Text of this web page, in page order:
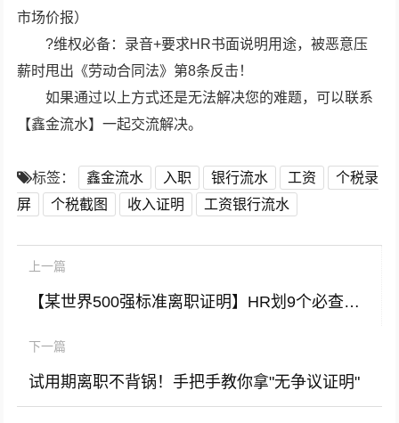
市场价报）
?维权必备：录音+要求HR书面说明用途，被恶意压
薪时甩出《劳动合同法》第8条反击！
如果通过以上方式还是无法解决您的难题，可以联系
【鑫金流水】一起交流解决。
标签： 鑫金流水 入职 银行流水 工资
个税录
屏
个税截图 收入证明 工资银行流水
上一篇
【某世界500强标准离职证明】HR划9个必查项！
下一篇
试用期离职不背锅！手把手教你拿"无争议证明"